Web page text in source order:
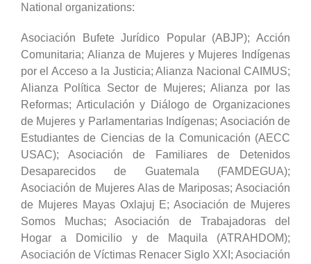
National organizations:
Asociación Bufete Jurídico Popular (ABJP); Acción
Comunitaria; Alianza de Mujeres y Mujeres Indígenas
por el Acceso a la Justicia; Alianza Nacional CAIMUS;
Alianza Política Sector de Mujeres; Alianza por las
Reformas; Articulación y Diálogo de Organizaciones
de Mujeres y Parlamentarias Indígenas; Asociación de
Estudiantes de Ciencias de la Comunicación (AECC
USAC); Asociación de Familiares de Detenidos
Desaparecidos de Guatemala (FAMDEGUA);
Asociación de Mujeres Alas de Mariposas; Asociación
de Mujeres Mayas Oxlajuj E; Asociación de Mujeres
Somos Muchas; Asociación de Trabajadoras del
Hogar a Domicilio y de Maquila (ATRAHDOM);
Asociación de Víctimas Renacer Siglo XXI; Asociación